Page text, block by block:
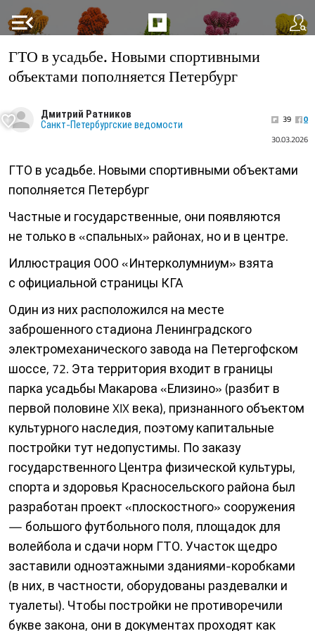
menu_open
ГТО в усадьбе. Новыми спортивными
объектами пополняется Петербург
Дмитрий Ратников
Санкт-Петербургские ведомости 39
0
30.03.2026
ГТО в усадьбе. Новыми спортивными объектами
пополняется Петербург
Частные и государственные, они появляются
не только в «спальных» районах, но и в центре.
Иллюстрация ООО «Интерколумниум» взята
с официальной страницы КГА
Один из них расположился на месте
заброшенного стадиона Ленинградского
электромеханического завода на Петергофском
шоссе, 72. Эта территория входит в границы
парка усадьбы Макарова «Елизино» (разбит в
первой половине XIX века), признанного объектом
культурного наследия, поэтому капитальные
постройки тут недопустимы. По заказу
государственного Центра физической культуры,
спорта и здоровья Красносельского района был
разработан проект «плоскостного» сооружения
— большого футбольного поля, площадок для
волейбола и сдачи норм ГТО. Участок щедро
заставили одноэтажными зданиями-коробками
(в них, в частности, оборудованы раздевалки и
туалеты). Чтобы постройки не противоречили
букве закона, они в документах проходят как